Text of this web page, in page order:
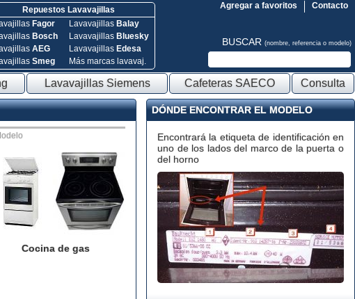
Repuestos Lavavajillas
Fagor
Bosch
AEG
Smeg
Lavavajillas Balay
Lavavajillas Bluesky
Lavavajillas Edesa
Más marcas lavavaj.
Contacto
Agregar a favoritos
BUSCAR (nombre, referencia o modelo)
Lavavajillas Siemens Cafeteras SAECO Consulta
Cocina de gas
DÓNDE ENCONTRAR EL MODELO
Encontrará la etiqueta de identificación en
uno de los lados del marco de la puerta o
del horno